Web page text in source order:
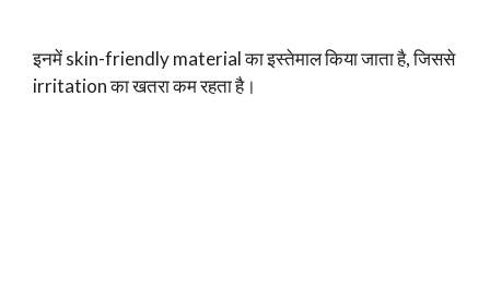
इनमें skin-friendly material का इस्तेमाल किया जाता है, जिससे
irritation का खतरा कम रहता है।